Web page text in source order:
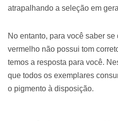
atrapalhando a seleção em
No entanto, para você saber
vermelho não possui tom
temos a resposta para você.
que todos os exemplares
o pigmento à disposição.